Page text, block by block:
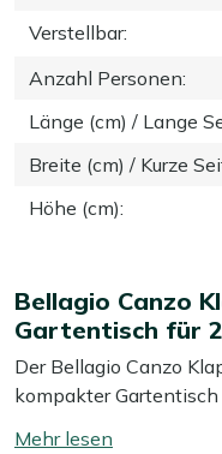
Verstellbar:
Anzahl Personen:
Länge (cm) / Lange
Breite (cm) / Kurze
Höhe (cm):
Bellagio Canzo
Gartentisch für
Der Bellagio Canzo
kompakter